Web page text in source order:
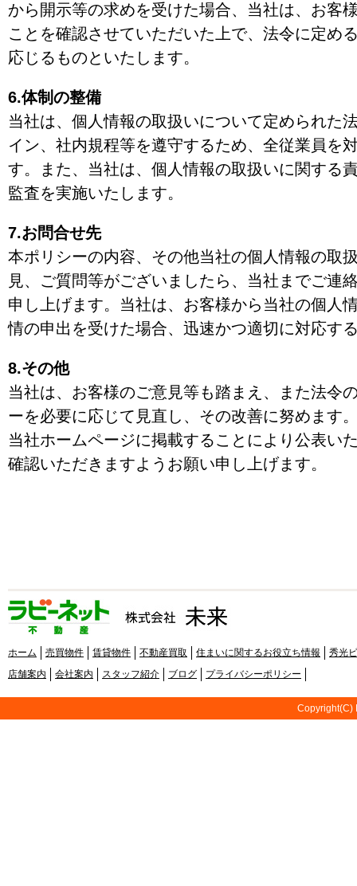
から開示等の求めを受けた場合、当社は、お客
ことを確認させていただいた上で、法令に定め
応じるものといたします。
6.体制の整備
当社は、個人情報の取扱いについて定められた
イン、社内規程等を遵守するため、全従業員を
す。また、当社は、個人情報の取扱いに関する
監査を実施いたします。
7.お問合せ先
本ポリシーの内容、その他当社の個人情報の取
見、ご質問等がございましたら、当社までご連
申し上げます。当社は、お客様から当社の個人
情の申出を受けた場合、迅速かつ適切に対応す
8.その他
当社は、お客様のご意見等も踏まえ、また法令
ーを必要に応じて見直し、その改善に努めます
当社ホームページに掲載することにより公表い
確認いただきますようお願い申し上げます。
ホーム 売買物件 賃貸物件 不動産買取 住まいに関するお役立ち情報
秀光
店舗案内
会社案内 スタッフ紹介 ブログ プライバシーポリシー
Copyright(C)